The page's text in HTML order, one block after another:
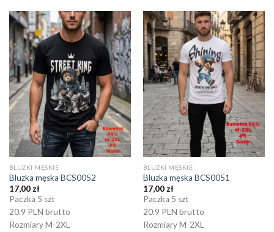
BLUZKI MĘSKIE
Bluzka męska BCS0052
17,00zł
Paczka 5 szt
20.9 PLN brutto
Rozmiary M-2XL
BLUZKI MĘSKIE
Bluzka męska BCS0051
17,00zł
Paczka 5 szt
20.9 PLN brutto
Rozmiary M-2XL